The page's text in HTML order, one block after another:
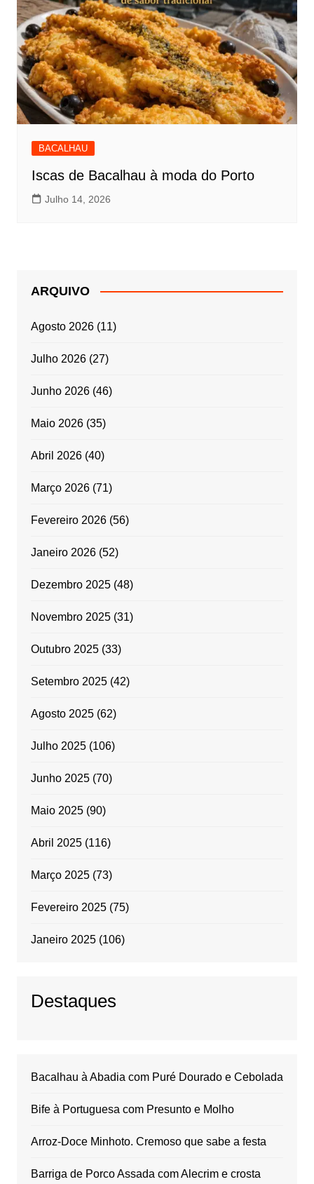
BACALHAU
Iscas de Bacalhau à moda do Porto
Julho 14, 2026
ARQUIVO
Agosto 2026(11)
Julho 2026(27)
Junho 2026(46)
Maio 2026(35)
Abril 2026(40)
Março 2026(71)
Fevereiro 2026(56)
Janeiro 2026(52)
Dezembro 2025(48)
Novembro 2025(31)
Outubro 2025(33)
Setembro 2025(42)
Agosto 2025(62)
Julho 2025(106)
Junho 2025(70)
Maio 2025(90)
Abril 2025(116)
Março 2025(73)
Fevereiro 2025(75)
Janeiro 2025(106)
Destaques
Bacalhau à Abadia com Puré Dourado e Cebolada
Bife à Portuguesa com Presunto e Molho
Arroz-Doce Minhoto. Cremoso que sabe a festa
Barriga de Porco Assada com Alecrim e crosta